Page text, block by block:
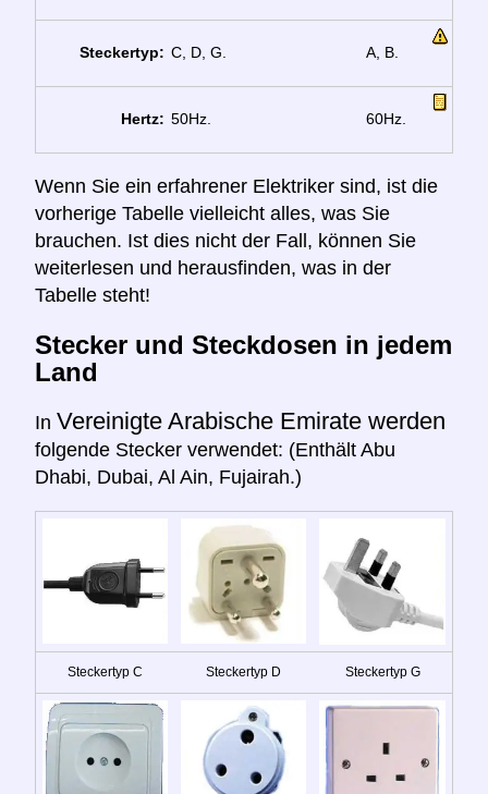
Steckertyp: C, D, G. A, B.
Hertz: 50Hz. 60Hz.
Wenn Sie ein erfahrener Elektriker sind, ist die
vorherige Tabelle vielleicht alles, was Sie
brauchen. Ist dies nicht der Fall, können Sie
weiterlesen und herausfinden, was in der
Tabelle steht!
Stecker und Steckdosen in jedem
Land
In Vereinigte Arabische Emirate werden
folgende Stecker verwendet: (Enthält Abu
Dhabi, Dubai, Al Ain, Fujairah.)
Steckertyp C Steckertyp D Steckertyp G